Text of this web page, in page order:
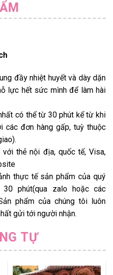
đầy nhiệt huyết và dày dặn
lực hết sức mình để làm hài
có thể từ 30 phút kể từ khi
các đơn hàng gấp, tuỳ thuộc
thẻ nội địa, quốc tế, Visa,
thực tế sản phẩm của quý
phút(qua zalo hoặc các
phẩm của chúng tôi luôn
gửi tới người nhận.
TỰ